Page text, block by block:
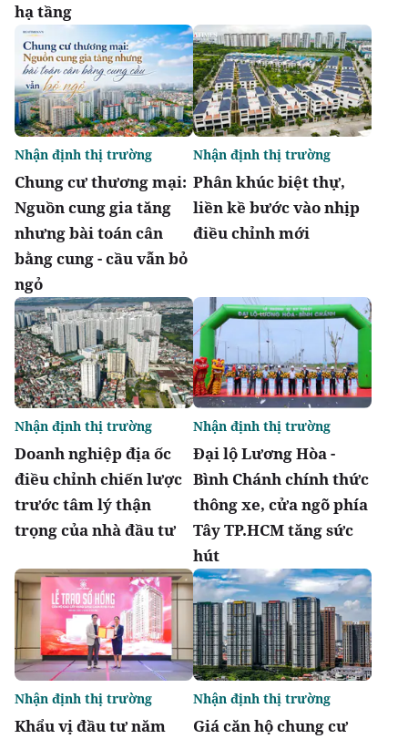
hạ tầng
Chung cư thương mại:
Nguồn cung gia tăng
nhưng bài toán cân
bằng cung - cầu vẫn bỏ
ngỏ
Nhận định thị trường
Phân khúc biệt thự,
liền kề bước vào nhịp
điều chỉnh mới
Nhận định thị trường
Doanh nghiệp địa ốc
điều chỉnh chiến lược
trước tâm lý thận
trọng của nhà đầu tư
Nhận định thị trường
Đại lộ Lương Hòa -
Bình Chánh chính thức
thông xe, cửa ngõ phía
Tây TP.HCM tăng sức
hút
Nhận định thị trường
Khẩu vị đầu tư năm
Nhận định thị trường
Giá căn hộ chung cư
Nhận định thị trường